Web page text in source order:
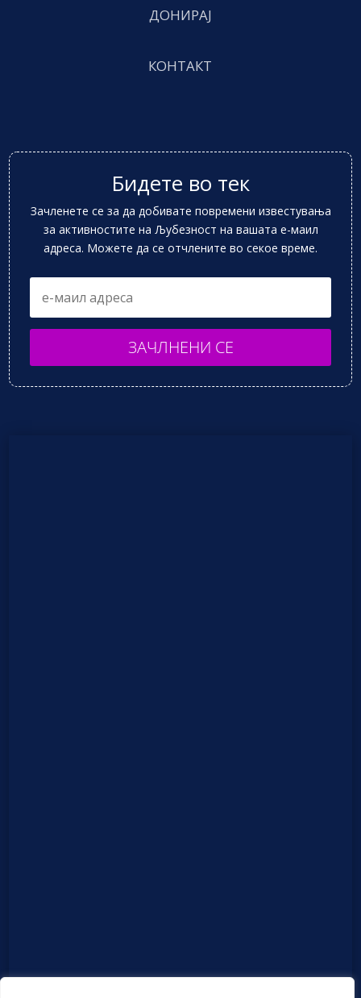
ДОНИРАЈ
КОНТАКТ
Бидете во тек
Зачленете се за да добивате повремени известувања
за активностите на Љубезност на вашата е-маил
адреса. Можете да се отчлените во секое време.
ЗАЧЛНЕНИ СЕ